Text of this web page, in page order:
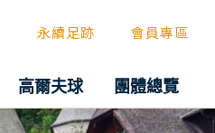
永續足跡 會員專區
高爾夫球 團體總覽